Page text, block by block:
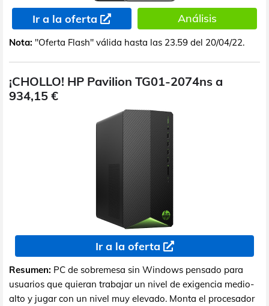
Ir a la oferta Análisis
Nota: "Oferta Flash" válida hasta las 23.59 del 20/04/22.
¡CHOLLO! HP Pavilion TG01-2074ns a
934,15 €
Ir a la oferta
Resumen: PC de sobremesa sin Windows pensado para
usuarios que quieran trabajar un nivel de exigencia medio-
alto y jugar con un nivel muy elevado. Monta el procesador